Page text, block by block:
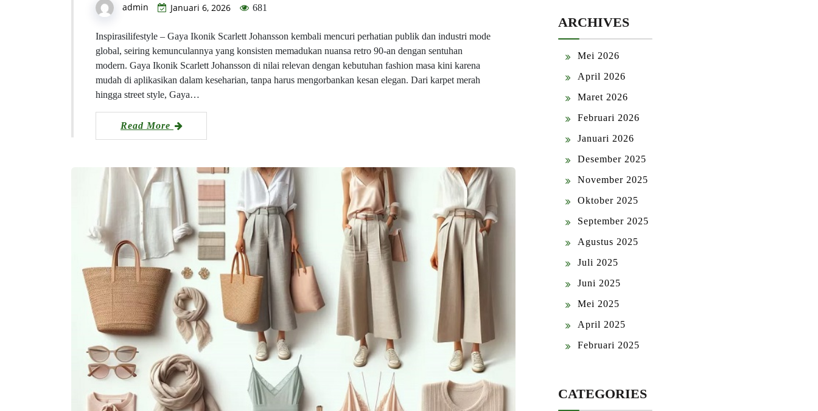
admin Januari 6, 2026 681
Inspirasilifestyle – Gaya Ikonik Scarlett Johansson kembali mencuri perhatian publik dan industri mode
global, seiring kemunculannya yang konsisten memadukan nuansa retro 90-an dengan sentuhan
modern. Gaya Ikonik Scarlett Johansson di nilai relevan dengan kebutuhan fashion masa kini karena
mudah di aplikasikan dalam keseharian, tanpa harus mengorbankan kesan elegan. Dari karpet merah
hingga street style, Gaya…
Read More
ARCHIVES
Mei 2026
April 2026
Maret 2026
Februari 2026
Januari 2026
Desember 2025
November 2025
Oktober 2025
September 2025
Agustus 2025
Juli 2025
Juni 2025
Mei 2025
April 2025
Februari 2025
CATEGORIES